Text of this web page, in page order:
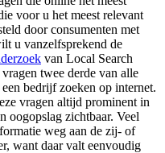
voor u het meest relevant
door consumenten met
u vanzelfsprekend de
van Local Search
twee derde van alle
bedrijf zoeken op internet.
vragen altijd prominent in
oogopslag zichtbaar. Veel
weg aan de zij- of
want daar valt eenvoudig